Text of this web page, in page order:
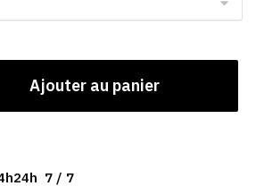
Ajouter au panier
7 / 7